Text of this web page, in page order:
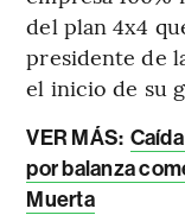
del plan 4x4
presidente de
el inicio de su
VER MÁS:
por balanza
Muerta